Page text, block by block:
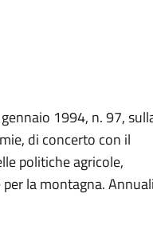
1994, n. 97,
di concerto con il
politiche agricole,
la montagna.